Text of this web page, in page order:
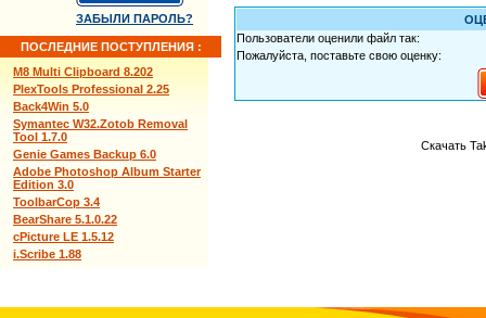
ЗАБЫЛИ ПАРОЛЬ?
ПОСЛЕДНИЕ ПОСТУПЛЕНИЯ :
M8 Multi Clipboard 8.202
PlexTools Professional 2.25
Back4Win 5.0
Symantec W32.Zotob Removal
Tool 1.7.0
Genie Games Backup 6.0
Adobe Photoshop Album Starter
Edition 3.0
ToolbarCop 3.4
BearShare 5.1.0.22
cPicture LE 1.5.12
i.Scribe 1.88
Пользователи оценили файл так:
Пожалуйста, поставьте свою оценку:
Скачать